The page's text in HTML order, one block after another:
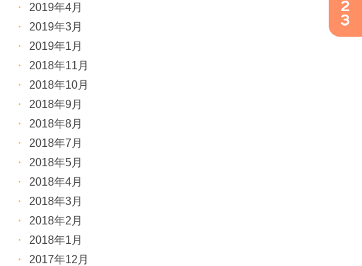
2019年4月
2019年3月
2019年1月
2018年11月
2018年10月
2018年9月
2018年8月
2018年7月
2018年5月
2018年4月
2018年3月
2018年2月
2018年1月
2017年12月